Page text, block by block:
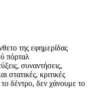
της εφημερίδας
πόρταλ
συναντήσεις,
στατικές, κριτικές
δέντρο, δεν χάνουμε το